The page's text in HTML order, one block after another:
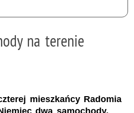
na terenie
mieszkańcy Radomia